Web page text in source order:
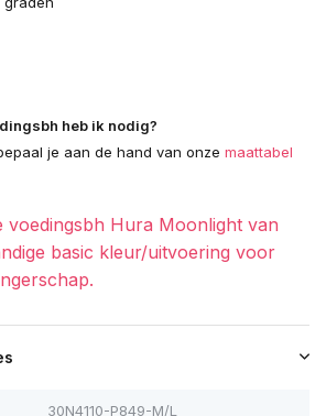
heb ik nodig?
je aan de hand van onze maattabel
voedingsbh Hura Moonlight van
basic kleur/uitvoering voor
30N4110-P849-M/L